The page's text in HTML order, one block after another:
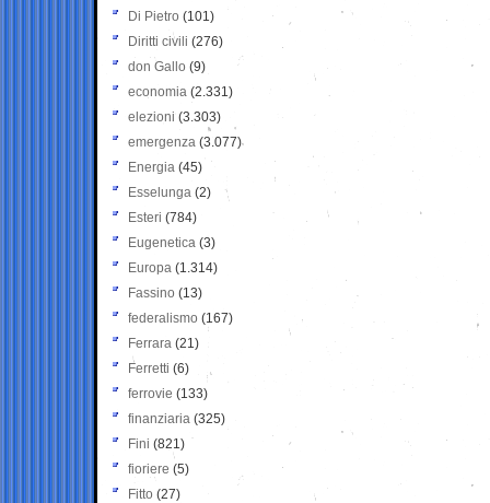
Di Pietro (101)
Diritti civili (276)
don Gallo (9)
economia (2.331)
elezioni (3.303)
emergenza (3.077)
Energia (45)
Esselunga (2)
Esteri (784)
Eugenetica (3)
Europa (1.314)
Fassino (13)
federalismo (167)
Ferrara (21)
Ferretti (6)
ferrovie (133)
finanziaria (325)
Fini (821)
fioriere (5)
Fitto (27)